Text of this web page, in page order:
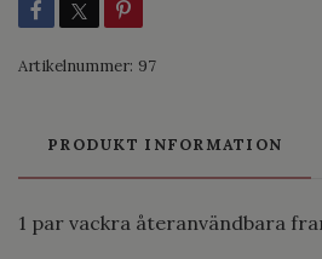
Artikelnummer: 97
PRODUKT INFORMATION
1 par vackra återanvändbara